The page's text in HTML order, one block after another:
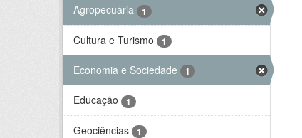
Agropecuária
1
Cultura e Turismo 1
Economia e Sociedade 1
Educação 1
Geociências 1